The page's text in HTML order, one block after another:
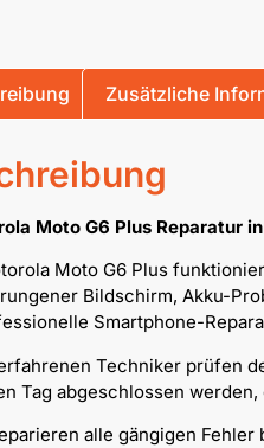
Zusätzliche
Moto G6 Plus Reparatur
Moto G6 Plus
Bildschirm, Akku-
Smartphone-
Techniker prüfen
Tag abgeschlossen
alle gängigen